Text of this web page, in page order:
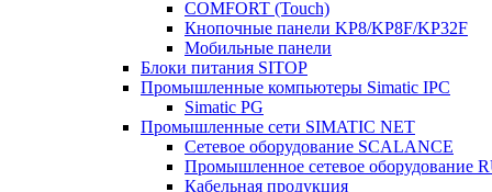
COMFORT (Touch)
Кнопочные панели KP8/KP8F/KP32F
Мобильные панели
Блоки питания SITOP
Промышленные компьютеры Simatic IPC
Simatic PG
Промышленные сети SIMATIC NET
Сетевое оборудование SCALANCE
Промышленное сетевое оборудование
Кабельная продукция